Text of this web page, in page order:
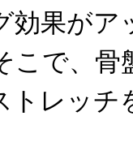
効果がア
こで、骨
トレッチ